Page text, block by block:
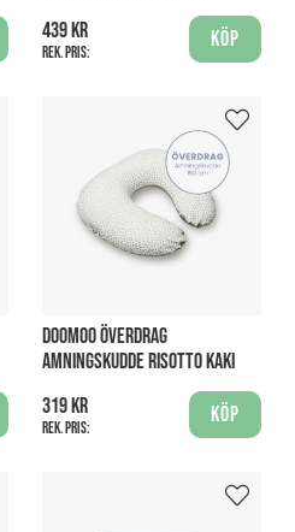
439 kr
Rek. pris:
Köp
DOOMOO ÖVERDRAG
AMNINGSKUDDE RISOTTO KAKI
319 kr
Rek. pris:
Köp